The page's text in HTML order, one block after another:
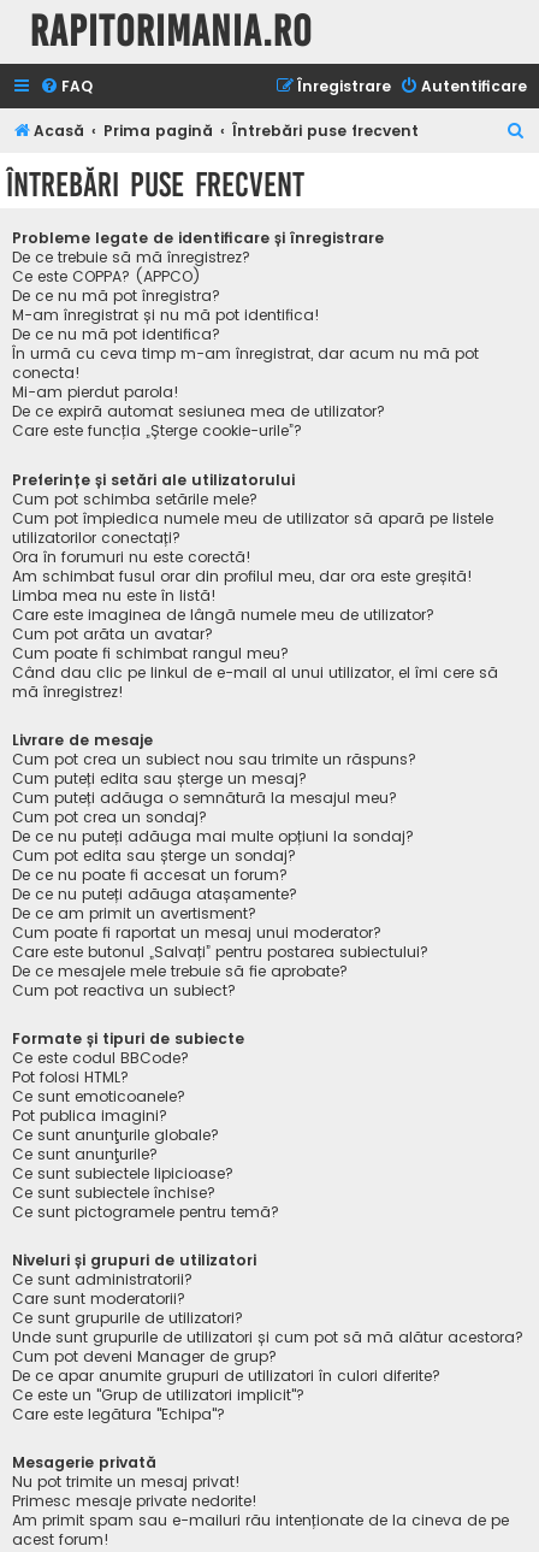
Rapitorimania.ro
FAQ Autentificare
Înregistrare
Acasă Prima pagină Întrebări puse frecvent
Întrebări puse frecvent
Probleme legate de identificare și înregistrare
De ce trebuie să mă înregistrez?
Ce este COPPA? (APPCO)
De ce nu mă pot înregistra?
M-am înregistrat și nu mă pot identifica!
De ce nu mă pot identifica?
În urmă cu ceva timp m-am înregistrat, dar acum nu mă pot
conecta!
Mi-am pierdut parola!
De ce expiră automat sesiunea mea de utilizator?
Care este funcția „Șterge cookie-urile”?
Preferințe și setări ale utilizatorului
Cum pot schimba setările mele?
Cum pot împiedica numele meu de utilizator să apară pe listele
utilizatorilor conectați?
Ora în forumuri nu este corectă!
Am schimbat fusul orar din profilul meu, dar ora este greșită!
Limba mea nu este în listă!
Care este imaginea de lângă numele meu de utilizator?
Cum pot arăta un avatar?
Cum poate fi schimbat rangul meu?
Când dau clic pe linkul de e-mail al unui utilizator, el îmi cere să
mă înregistrez!
Livrare de mesaje
Cum pot crea un subiect nou sau trimite un răspuns?
Cum puteți edita sau șterge un mesaj?
Cum puteți adăuga o semnătură la mesajul meu?
Cum pot crea un sondaj?
De ce nu puteți adăuga mai multe opțiuni la sondaj?
Cum pot edita sau șterge un sondaj?
De ce nu poate fi accesat un forum?
De ce nu puteți adăuga atașamente?
De ce am primit un avertisment?
Cum poate fi raportat un mesaj unui moderator?
Care este butonul „Salvați” pentru postarea subiectului?
De ce mesajele mele trebuie să fie aprobate?
Cum pot reactiva un subiect?
Formate și tipuri de subiecte
Ce este codul BBCode?
Pot folosi HTML?
Ce sunt emoticoanele?
Pot publica imagini?
Ce sunt anunţurile globale?
Ce sunt anunţurile?
Ce sunt subiectele lipicioase?
Ce sunt subiectele închise?
Ce sunt pictogramele pentru temă?
Niveluri și grupuri de utilizatori
Ce sunt administratorii?
Care sunt moderatorii?
Ce sunt grupurile de utilizatori?
Unde sunt grupurile de utilizatori și cum pot să mă alătur acestora?
Cum pot deveni Manager de grup?
De ce apar anumite grupuri de utilizatori în culori diferite?
Ce este un "Grup de utilizatori implicit"?
Care este legătura "Echipa"?
Mesagerie privată
Nu pot trimite un mesaj privat!
Primesc mesaje private nedorite!
Am primit spam sau e-mailuri rău intenționate de la cineva de pe
acest forum!